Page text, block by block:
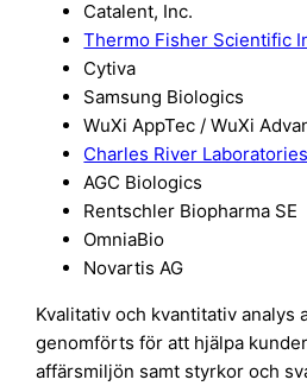
Catalent, Inc.
Thermo Fisher Scientific
Cytiva
Samsung Biologics
WuXi AppTec / WuXi
Charles River Laboratories
AGC Biologics
Rentschler Biopharma SE
OmniaBio
Novartis AG
Kvalitativ och kvantitativ analys
genomförts för att hjälpa
affärsmiljön samt styrkor och